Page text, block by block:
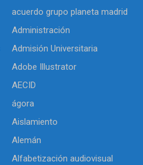
acuerdo grupo planeta madrid
Administración
Admisión Universitaria
Adobe Illustrator
AECID
ágora
Aislamiento
Alemán
Alfabetización audiovisual